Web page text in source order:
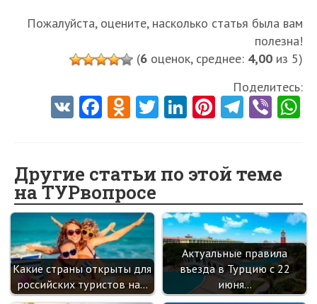
Пожалуйста, оцените, насколько статья была вам
полезна!
(6 оценок, среднее: 4,00 из 5)
Поделитесь:
V Fa
o
o
k
O
o
kl
as
sn
ik
i
T
er
Li
dI
n
Pi
es
t
Te
a
m
Vi
Другие статьи по этой теме
на ТУРвопросе
Какие страны открыты для
российских туристов на…
Актуальные правила
въезда в Турцию с 22
июня…